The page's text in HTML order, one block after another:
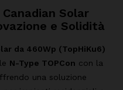
Solar
e Solidità
da 460Wp (TopHiKu6)
N-Type TOPCon con la
una soluzione